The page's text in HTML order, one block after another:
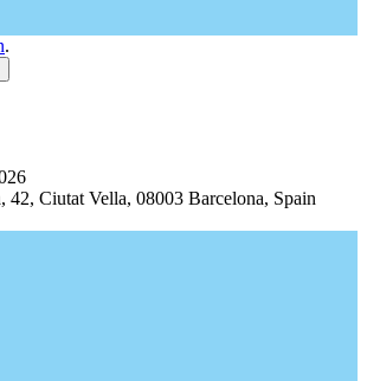
.
42, Ciutat Vella, 08003 Barcelona, Spain